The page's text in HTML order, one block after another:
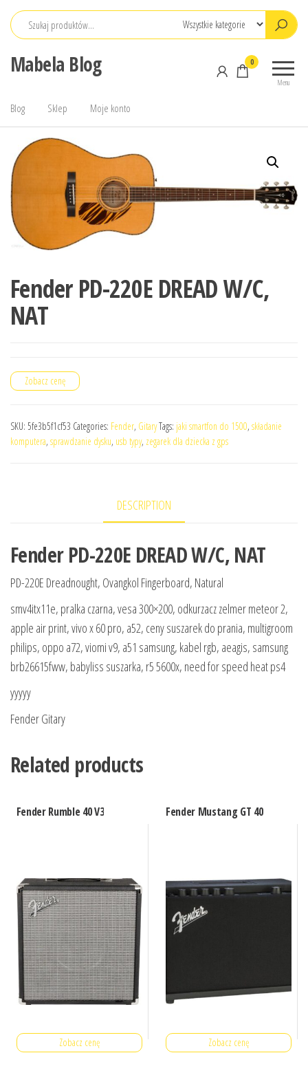
Przejdź
Mabela Blog
Menu
0
Blog Sklep Moje konto
Fender PD-220E DREAD W/C,
NAT
Zobacz cenę
SKU: 5fe3b5f1cf53 Categories: Fender, GitaryTags: jaki smartfon do 1500, składanie
komputera, sprawdzanie dysku, usb typy, zegarek dla dziecka z gps
DESCRIPTION
Fender PD-220E DREAD W/C, NAT
PD-220E Dreadnought, Ovangkol Fingerboard, Natural
smv4itx11e, pralka czarna, vesa 300×200, odkurzacz zelmer meteor 2,
apple air print, vivo x 60 pro, a52, ceny suszarek do prania, multigroom
philips, oppo a72, viomi v9, a51 samsung, kabel rgb, aeagis, samsung
brb26615fww, babyliss suszarka, r5 5600x, need for speed heat ps4
yyyyy
Fender Gitary
Related products
Fender Rumble 40 V3
Zobacz cenę
Fender Mustang GT 40
Zobacz cenę